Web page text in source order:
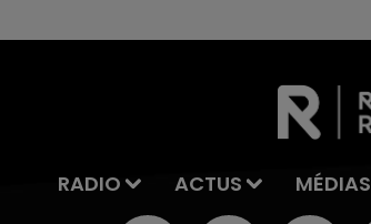
RADIO ACTUS MÉDIAS